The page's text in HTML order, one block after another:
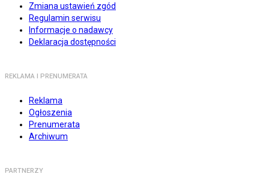
Zmiana ustawień zgód
Regulamin serwisu
Informacje o nadawcy
Deklaracja dostępności
REKLAMA I PRENUMERATA
Reklama
Ogłoszenia
Prenumerata
Archiwum
PARTNERZY